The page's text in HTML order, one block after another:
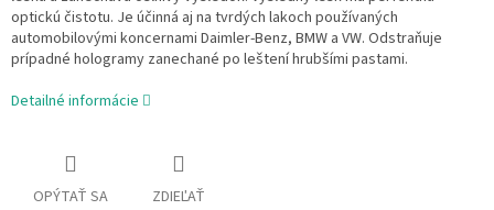
optickú čistotu. Je účinná aj na tvrdých lakoch používaných
automobilovými koncernami Daimler-Benz, BMW a VW. Odstraňuje
prípadné hologramy zanechané po leštení hrubšími pastami.
Detailné informácie
OPÝTAŤ SA ZDIEĽAŤ